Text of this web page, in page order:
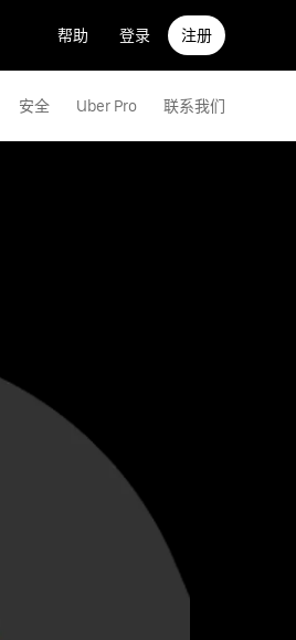
帮助 登录 注册
安全 Uber Pro 联系我们